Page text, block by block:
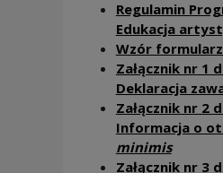
Regulamin
Edukacja
Wzór
Załącznik nr 1
Deklaracja
Załącznik nr 2
Informacja o
minimis
Załącznik nr 3